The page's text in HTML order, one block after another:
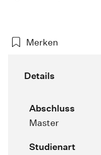
Merken
Details
Abschluss
Master
Studienart